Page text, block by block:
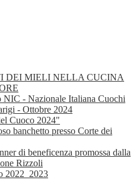
DEI MIELI NELLA CUCINA
NIC - Nazionale Italiana Cuochi
- Ottobre 2024
Cuoco 2024"
banchetto presso Corte dei
di beneficenza promossa dalla
Rizzoli
2022_2023